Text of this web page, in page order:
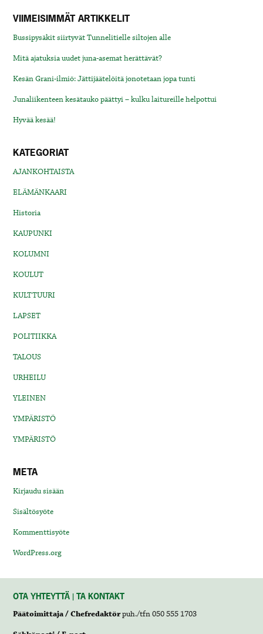
VIIMEISIMMÄT ARTIKKELIT
Bussipysäkit siirtyvät Tunnelitielle siltojen alle
Mitä ajatuksia uudet juna-asemat herättävät?
Kesän Grani-ilmiö: Jättijäätelöitä jonotetaan jopa tunti
Junaliikenteen kesätauko päättyi – kulku laitureille helpottui
Hyvää kesää!
KATEGORIAT
AJANKOHTAISTA
ELÄMÄNKAARI
Historia
KAUPUNKI
KOLUMNI
KOULUT
KULTTUURI
LAPSET
POLITIIKKA
TALOUS
URHEILU
YLEINEN
YMPÄRISTÖ
YMPÄRISTÖ
META
Kirjaudu sisään
Sisältösyöte
Kommenttisyöte
WordPress.org
OTA YHTEYTTÄ | TA KONTAKT
Päätoimittaja / Chefredaktörpuh./tfn 050 555 1703